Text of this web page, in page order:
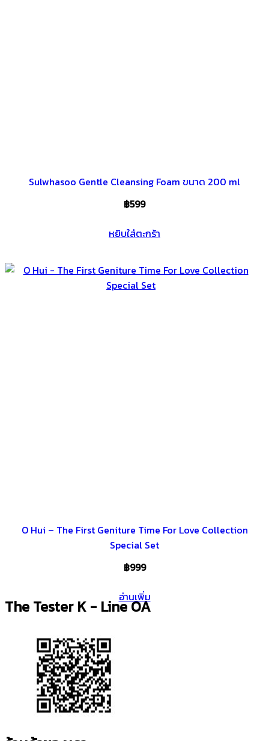
Sulwhasoo Gentle Cleansing Foam ขนาด 200 ml
฿599
หยิบใส่ตะกร้า
O Hui – The First Geniture Time For Love Collection
Special Set
฿999
อ่านเพิ่ม
The Tester K - Line OA